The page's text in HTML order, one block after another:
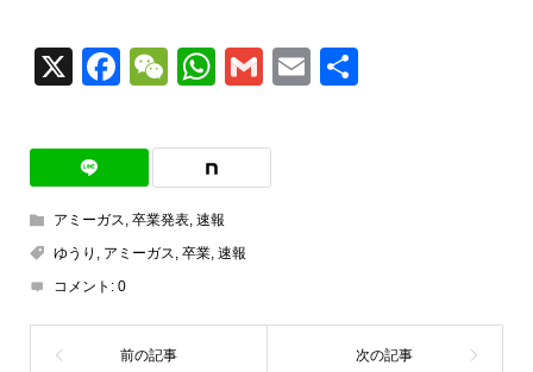
X Facebook
WeChat
WhatsApp
GmailEmail
アミーガス, 卒業発表, 速報
ゆうり , アミーガス, 卒業, 速報
コメント: 0